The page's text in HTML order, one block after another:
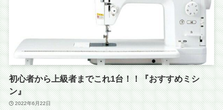
初心者から上級者までこれ1台！！『おすすめミシ
ン』
2022年6月22日